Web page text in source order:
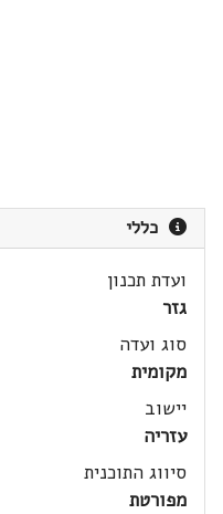
כללי
ועדת תכנון
גזר
סוג ועדה
מקומית
יישוב
עזריה
סיווג התוכנית
מפורטת